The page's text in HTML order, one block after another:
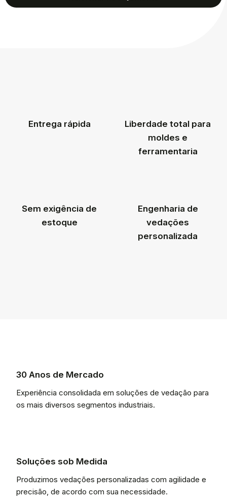
Entrega rápida
Liberdade total para
moldes e
ferramentaria
Sem exigência de
estoque
Engenharia de
vedações
personalizada
30 Anos de Mercado
Experiência consolidada em soluções de vedação para
os mais diversos segmentos industriais.
Soluções sob Medida
Produzimos vedações personalizadas com agilidade e
precisão, de acordo com sua necessidade.